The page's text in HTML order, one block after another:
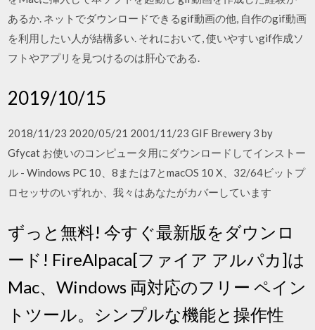
あるか. ネットでダウンロードできるgif動画の他, 自作のgif動画
を利用したい人が結構多い. それにおいて, 使いやすいgif作成ソ
フトやアプリを見つけるのは肝心である.
2019/10/15
2018/11/23 2020/05/21 2001/11/23 GIF Brewery 3 by
Gfycat お使いのコンピュータ用にダウンロードしてインストー
ル - Windows PC 10、8または7とmacOS 10 X、32/64ビットプ
ロセッサのいずれか、我々はあなたがカバーしています
ずっと無料! 今すぐ最新版をダウンロ
ード! FireAlpaca[ファイア アルパカ]は
Mac、Windows 両対応のフリー ペイン
トツール。シンプルな機能と操作性